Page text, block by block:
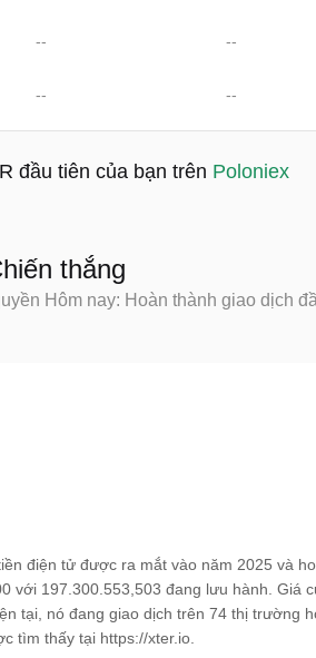
-- --
-- --
đầu tiên của bạn trên Poloniex
thắng
Hôm nay: Hoàn thành giao dịch
điện tử được ra mắt vào năm 2025 và
với 197.300.553,503 đang lưu hành. Giá
tại, nó đang giao dịch trên 74 thị trường
tìm thấy tại https://xter.io.